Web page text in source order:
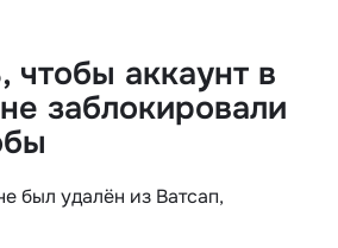
чтобы аккаунт в
не заблокировали
был удалён из Ватсап,